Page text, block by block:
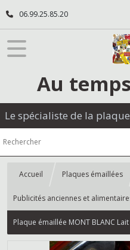
06.99.25.85.20
Au
Le spécialiste de la
Accueil Plaques émaillées
Publicités anciennes et
Plaque émaillée MONT BLANC Lait